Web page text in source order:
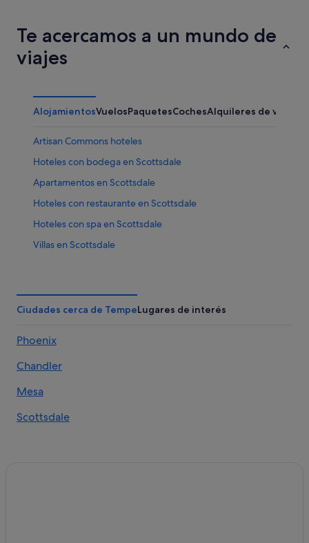
Te acercamos a un mundo de
viajes
AlojamientosVuelosPaquetesCochesAlquileres de
Artisan Commons hoteles
Hoteles con bodega en Scottsdale
Apartamentos en Scottsdale
Hoteles con restaurante en Scottsdale
Hoteles con spa en Scottsdale
Villas en Scottsdale
Tempe hoteles
Hoteles boutique en Scottsdale
Destination Hotels en Scottsdale
Mesa hoteles
Ciudades cerca de TempeLugares de interés
Phoenix
Chandler
Mesa
Scottsdale